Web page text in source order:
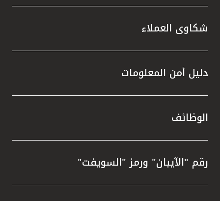
شكاوى العملاء
دليل أمن المعلومات
الوظائف
رقم "الآيبان" ورمز "السويفت"